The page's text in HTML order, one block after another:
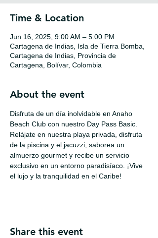
Time & Location
Jun 16, 2025, 9:00 AM – 5:00 PM
Cartagena de Indias, Isla de Tierra Bomba,
Cartagena de Indias, Provincia de
Cartagena, Bolívar, Colombia
About the event
Disfruta de un día inolvidable en Anaho
Beach Club con nuestro Day Pass Basic.
Relájate en nuestra playa privada, disfruta
de la piscina y el jacuzzi, saborea un
almuerzo gourmet y recibe un servicio
exclusivo en un entorno paradisíaco. ¡Vive
el lujo y la tranquilidad en el Caribe!
Share this event